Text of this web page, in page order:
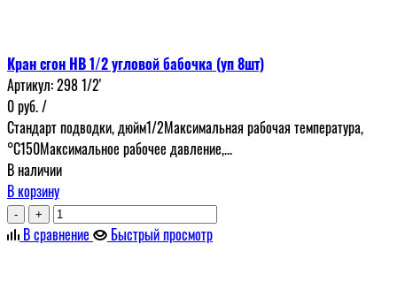
Кран сгон НВ 1/2 угловой бабочка (уп 8шт)
Артикул:298 1/2'
0руб./
Стандарт подводки, дюйм1/2Максимальная рабочая температура,
°С150Максимальное рабочее давление,...
В наличии
В корзину
- +
В сравнение Быстрый просмотр